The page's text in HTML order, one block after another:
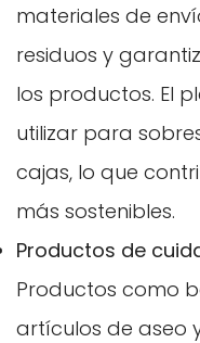
materiales de
residuos y
los productos. El
utilizar para
cajas, lo que
más sostenibles.
Productos de
Productos como
artículos de aseo